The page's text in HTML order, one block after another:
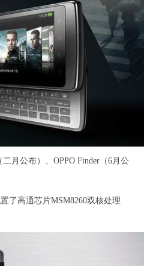
二月公布）、OPPO Finder（6月公
了高通芯片MSM8260双核处理